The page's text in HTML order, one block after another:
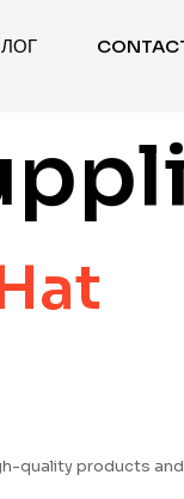
quality products and